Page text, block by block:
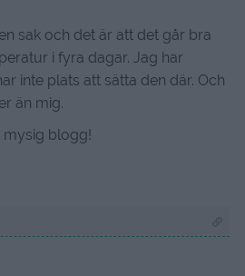
sak och det är att det går bra
i fyra dagar. Jag har
inte plats att sätta den där. Och
än mig.
mysig blogg!